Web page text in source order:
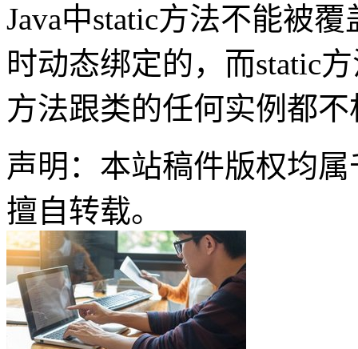
Java中static方法不能被
时动态绑定的，而static
方法跟类的任何实例都
声明：本站稿件版权均
擅自转载。